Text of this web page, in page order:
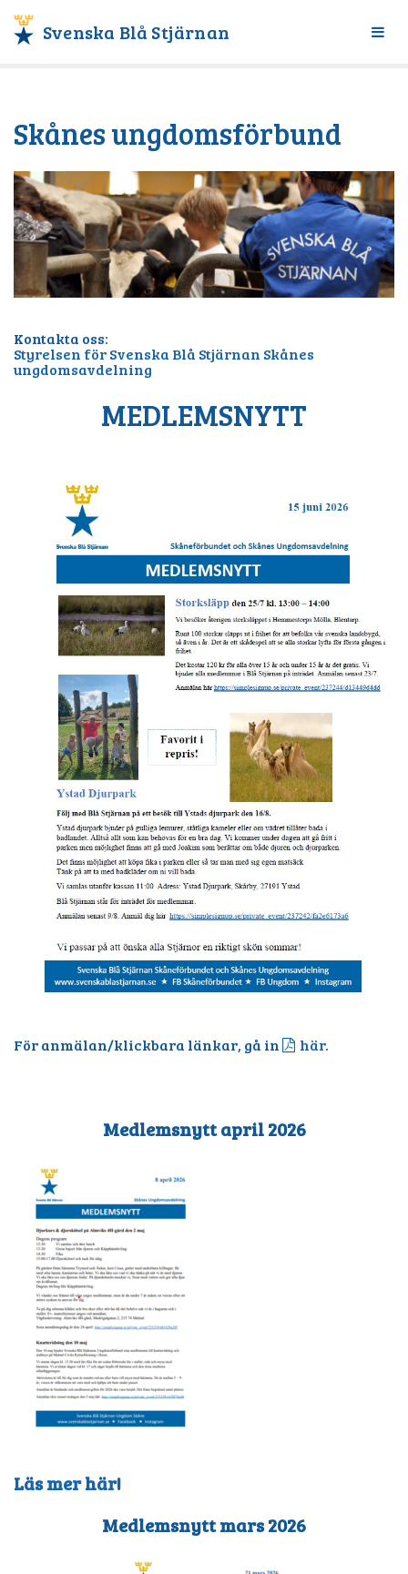
Svenska Blå Stjärnan
Växla
Skånes ungdomsförbund
Kontakta oss:
Styrelsen för Svenska Blå Stjärnan Skånes
ungdomsavdelning
MEDLEMSNYTT
För anmälan/klickbara länkar, gå in här.
Medlemsnytt april 2026
Läs mer här!
Medlemsnytt mars 2026